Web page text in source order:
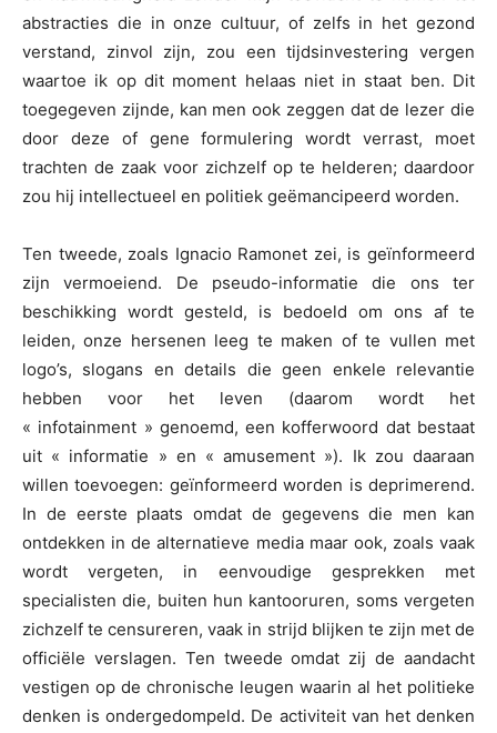
abstracties die in onze cultuur, of zelfs in het gezond
verstand, zinvol zijn, zou een tijdsinvestering vergen
waartoe ik op dit moment helaas niet in staat ben. Dit
toegegeven zijnde, kan men ook zeggen dat de lezer die
door deze of gene formulering wordt verrast, moet
trachten de zaak voor zichzelf op te helderen; daardoor
zou hij intellectueel en politiek geëmancipeerd worden.
Ten tweede, zoals Ignacio Ramonet zei, is geïnformeerd
zijn vermoeiend. De pseudo-informatie die ons ter
beschikking wordt gesteld, is bedoeld om ons af te
leiden, onze hersenen leeg te maken of te vullen met
logo’s, slogans en details die geen enkele relevantie
hebben voor het leven (daarom wordt het
« infotainment » genoemd, een kofferwoord dat bestaat
uit « informatie » en « amusement »). Ik zou daaraan
willen toevoegen: geïnformeerd worden is deprimerend.
In de eerste plaats omdat de gegevens die men kan
ontdekken in de alternatieve media maar ook, zoals vaak
wordt vergeten, in eenvoudige gesprekken met
specialisten die, buiten hun kantooruren, soms vergeten
zichzelf te censureren, vaak in strijd blijken te zijn met de
officiële verslagen. Ten tweede omdat zij de aandacht
vestigen op de chronische leugen waarin al het politieke
denken is ondergedompeld. De activiteit van het denken